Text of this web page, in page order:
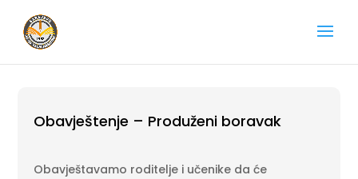
Obavještenje – Produženi boravak
Obavještavamo roditelje i učenike da će